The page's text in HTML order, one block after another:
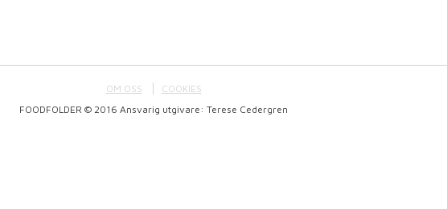
OM OSS
COOKIES
FOODFOLDER © 2016 Ansvarig utgivare: Terese Cedergren